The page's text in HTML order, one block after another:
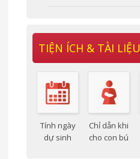
TIỆN ÍCH & TÀI LIỆU
Tính ngày
dự sinh
Chỉ dẫn khi
cho con bú